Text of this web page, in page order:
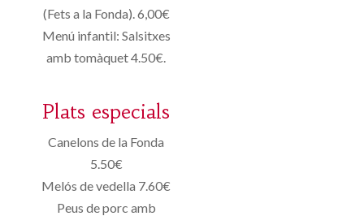
(Fets a la Fonda). 6,00€
Menú infantil: Salsitxes
amb tomàquet 4.50€.
Plats especials
Canelons de la Fonda
5.50€
Melós de vedella 7.60€
Peus de porc amb